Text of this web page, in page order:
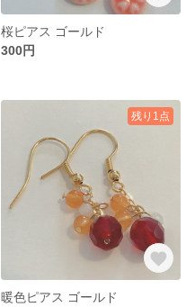
桜ピアス ゴールド
300円
残り1点
暖色ピアス ゴールド